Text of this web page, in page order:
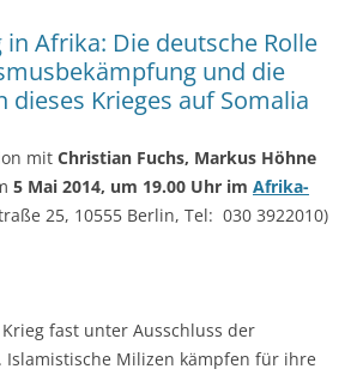
Afrika: Die deutsche Rolle
und die
dieses Krieges auf Somalia
mit Christian Fuchs, Markus Höhne
5 Mai 2014, um 19.00 Uhr im Afrika-
25, 10555 Berlin, Tel: 030 3922010)
fast unter Ausschluss der
Islamistische Milizen kämpfen für ihre